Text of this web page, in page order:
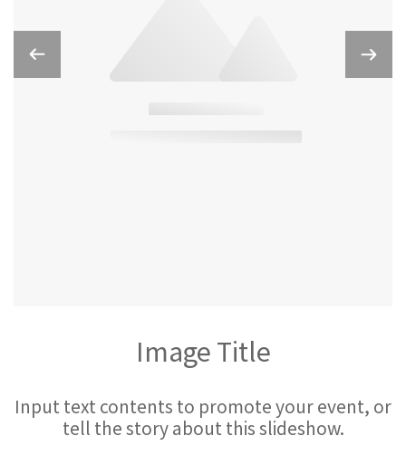
Image Title
Input text contents to promote your event, or
tell the story about this slideshow.